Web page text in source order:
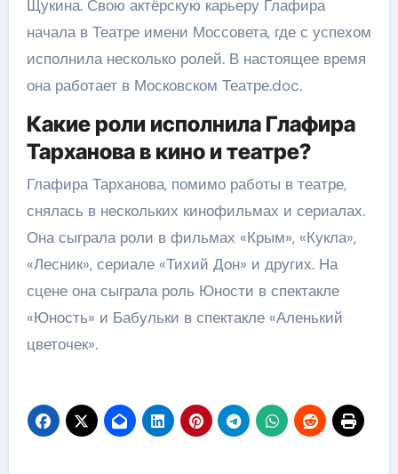
Щукина. Свою актёрскую карьеру Глафира
начала в Театре имени Моссовета, где с успехом
исполнила несколько ролей. В настоящее время
она работает в Московском Театре.doc.
Какие роли исполнила Глафира
Тарханова в кино и театре?
Глафира Тарханова, помимо работы в театре,
снялась в нескольких кинофильмах и сериалах.
Она сыграла роли в фильмах «Крым», «Кукла»,
«Лесник», сериале «Тихий Дон» и других. На
сцене она сыграла роль Юности в спектакле
«Юность» и Бабульки в спектакле «Аленький
цветочек».